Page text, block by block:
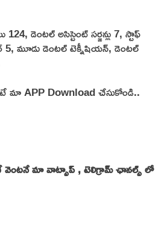
డెంటల్ అసిస్టెంట్ సర్జన్లు 7, స్టాఫ్
5, మూడు డెంటల్ టెక్నీషియన్, డెంటల్
మా APP Download చేసుకోండి..
వెంటనే మా వాట్సాప్ , టెలిగ్రామ్ ఛానల్స్ లో